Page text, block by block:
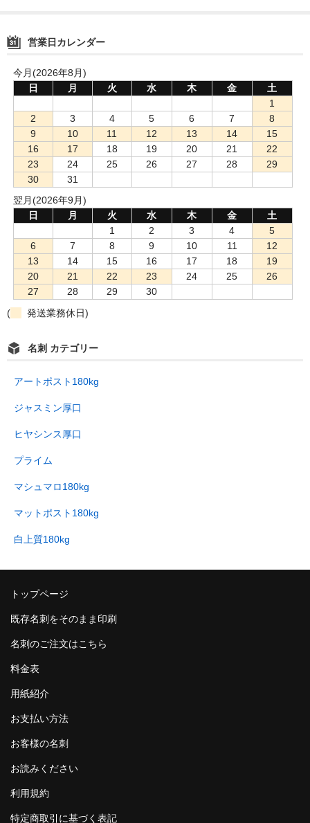
営業日カレンダー
今月(2026年8月)
日
月 火 水 木 金
土
1
2
3 4 5 6 7
8
9
10 11 12 13 14
15
16
17 18 19 20 21
22
23
24 25 26 27 28
29
30
31
翌月(2026年9月)
日
月 火 水 木 金
土
1
2 3 4
5
6
7 8 9 10 11
12
13
14 15 16 17 18
19
20
21 22 23 24 25
26
27
28 29
30
(
発送業務休日)
名刺 カテゴリー
アートポスト180kg
ジャスミン厚口
ヒヤシンス厚口
プライム
マシュマロ180kg
マットポスト180kg
白上質180kg
トップページ
既存名刺をそのまま印刷
名刺のご注文はこちら
料金表
用紙紹介
お支払い方法
お客様の名刺
お読みください
利用規約
特定商取引に基づく表記